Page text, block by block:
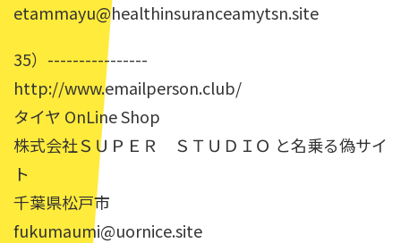
etammayu@healthinsuranceamytsn.site
35）----------------
http://www.emailperson.club/
タイヤ OnLine Shop
株式会社ＳＵＰＥＲ ＳＴＵＤＩＯ と名乗る偽サイ
ト
千葉県松戸市
fukumaumi@uornice.site